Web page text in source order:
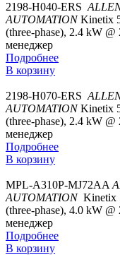
2198-H040-ERS
AUTOMATION Kinetix
(three-phase), 2.4 kW
менеджер
Подробнее
В корзину
2198-H070-ERS
AUTOMATION Kinetix
(three-phase), 2.4 kW
менеджер
Подробнее
В корзину
MPL-A310P-MJ72AA
AUTOMATION Kinetix
(three-phase), 4.0 kW
менеджер
Подробнее
В корзину